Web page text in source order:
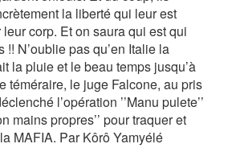
la liberté qui leur est
corp. Et on saura qui est qui
!! N’oublie pas qu’en Italie la
la pluie et le beau temps jusqu’à
téméraire, le juge Falcone, au pris
l’opération ’’Manu pulete’’
mains propres’’ pour traquer et
MAFIA. Par Kôrô Yamyélé